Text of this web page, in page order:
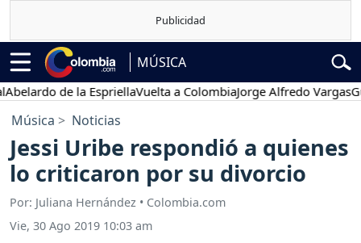
MÚSICA
de la EspriellaVuelta a ColombiaJorge Alfredo Vargas
Música Noticias
Jessi Uribe respondió a quienes
lo criticaron por su divorcio
Por: Juliana Hernández • Colombia.com
Vie, 30 Ago 2019 10:03 am